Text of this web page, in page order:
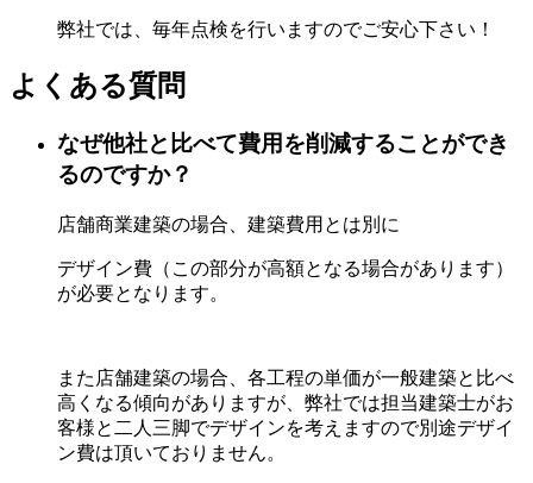
弊社では、毎年点検を行いますのでご安心下さい！
よくある質問
なぜ他社と比べて費用を削減することができ
るのですか？
店舗商業建築の場合、建築費用とは別に
デザイン費（この部分が高額となる場合があります）
が必要となります。
また店舗建築の場合、各工程の単価が一般建築と比べ
高くなる傾向がありますが、弊社では担当建築士がお
客様と二人三脚でデザインを考えますので別途デザイ
ン費は頂いておりません。